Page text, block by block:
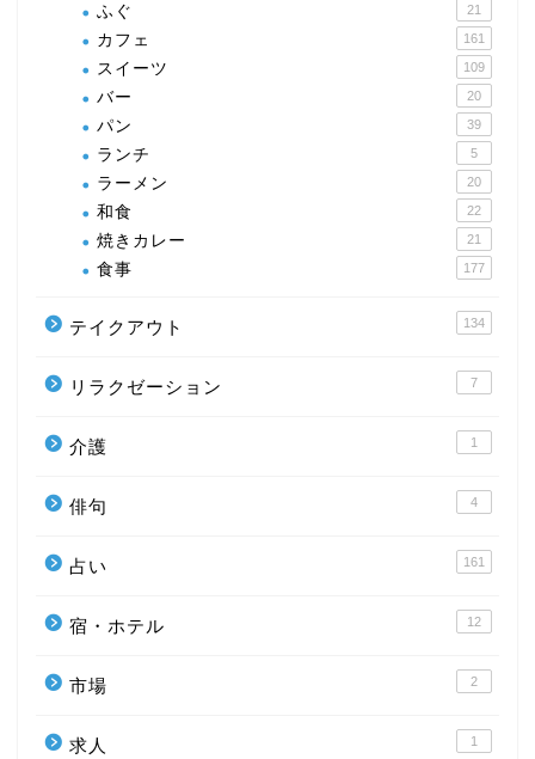
ふぐ 21
カフェ 161
スイーツ 109
バー 20
パン 39
ランチ 5
ラーメン 20
和食 22
焼きカレー 21
食事 177
テイクアウト 134
リラクゼーション 7
介護 1
俳句 4
占い 161
宿・ホテル 12
市場 2
求人 1